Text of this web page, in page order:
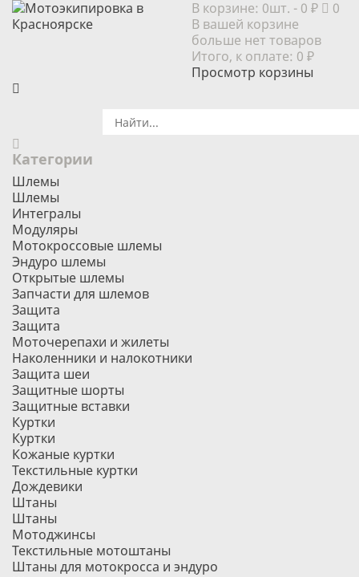
В корзине: 0шт. - 0 ₽
0
В вашей корзине
больше нет товаров
Итого, к оплате: 0 ₽
Просмотр корзины
Категории
Шлемы
Шлемы
Интегралы
Модуляры
Мотокроссовые шлемы
Эндуро шлемы
Открытые шлемы
Запчасти для шлемов
Защита
Защита
Моточерепахи и жилеты
Наколенники и налокотники
Защита шеи
Защитные шорты
Защитные вставки
Куртки
Куртки
Кожаные куртки
Текстильные куртки
Дождевики
Штаны
Штаны
Мотоджинсы
Текстильные мотоштаны
Штаны для мотокросса и эндуро